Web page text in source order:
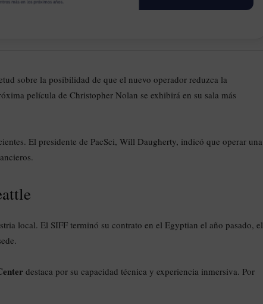
sobre la posibilidad de que el nuevo operador reduzca la
película de Christopher Nolan se exhibirá en su sala más
El presidente de PacSci, Will Daugherty, indicó que operar una
local. El SIFF terminó su contrato en el Egyptian el año pasado, el
destaca por su capacidad técnica y experiencia inmersiva. Por